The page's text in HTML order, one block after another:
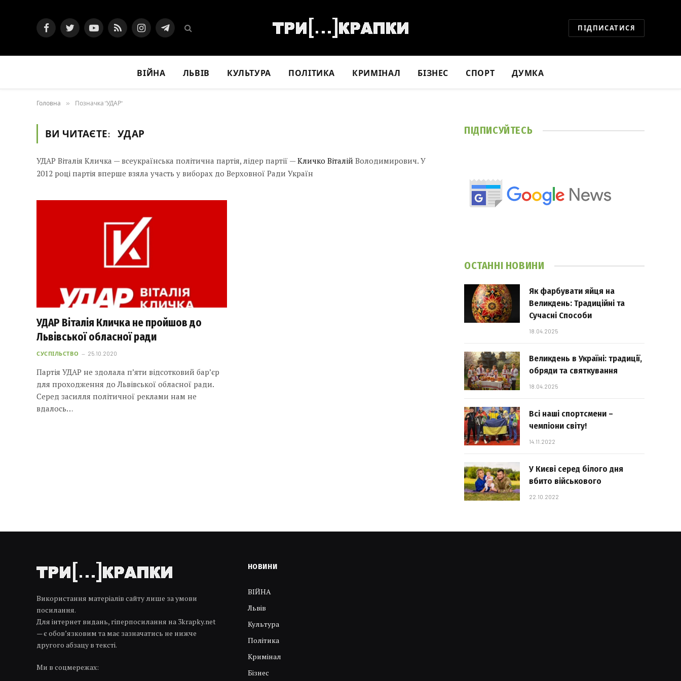
FacebookTwitterYouTubeRSS InstagramTelegram ПІДПИСАТИСЯ
ВІЙНА ЛЬВІВ КУЛЬТУРА ПОЛІТИКА КРИМІНАЛ БІЗНЕС СПОРТ ДУМКА
Головна » Позначка "УДАР"
ВИ ЧИТАЄТЕ: УДАР
УДАР Віталія Кличка — всеукраїнська політична партія, лідер партії —Кличко Віталій Володимирович. У
2012 році партія вперше взяла участь у виборах до Верховної Ради Україн
УДАР Віталія Кличка не пройшов до
Львівської обласної ради
СУСПІЛЬСТВО 25.10.2020
Партія УДАР не здолала п’яти відсотковий бар’єр
для проходження до Львівської обласної ради.
Серед засилля політичної реклами нам не
вдалось…
ПІДПИСУЙТЕСЬ
ОСТАННІ НОВИНИ
Як фарбувати яйця на
Великдень: Традиційні та
Сучасні Способи
18.04.2025
Великдень в Україні: традиції,
обряди та святкування
18.04.2025
Всі наші спортсмени –
чемпіони світу!
14.11.2022
У Києві серед білого дня
вбито військового
22.10.2022
Використання матеріалів сайту лише за умови
посилання.
Для інтернет видань, гіперпосилання на 3krapky.net
— є обов’язковим та має зазначатись не нижче
другого абзацу в тексті.
Ми в соцмережах:
НОВИНИ
ВІЙНА
Львів
Культура
Політика
Кримінал
Бізнес